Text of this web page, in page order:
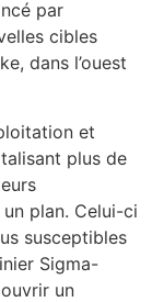
par
cibles
dans l’ouest
et
plus de
plan. Celui-ci
susceptibles
Sigma-
un